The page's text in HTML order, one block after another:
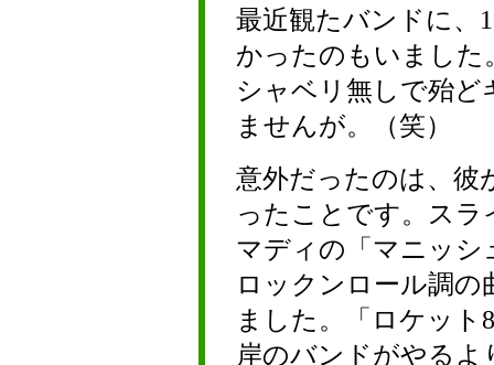
最近観たバンドに、
かったのもいました
シャベリ無しで殆
ませんが。（笑）
意外だったのは、彼
ったことです。スラ
マディの「マニッシ
ロックンロール調
ました。「ロケット
岸のバンドがやる